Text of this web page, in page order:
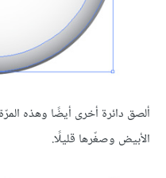
ألصق دائرة أخرى أيضًا وهذه
الأبيض وصغّرها قليلًا.